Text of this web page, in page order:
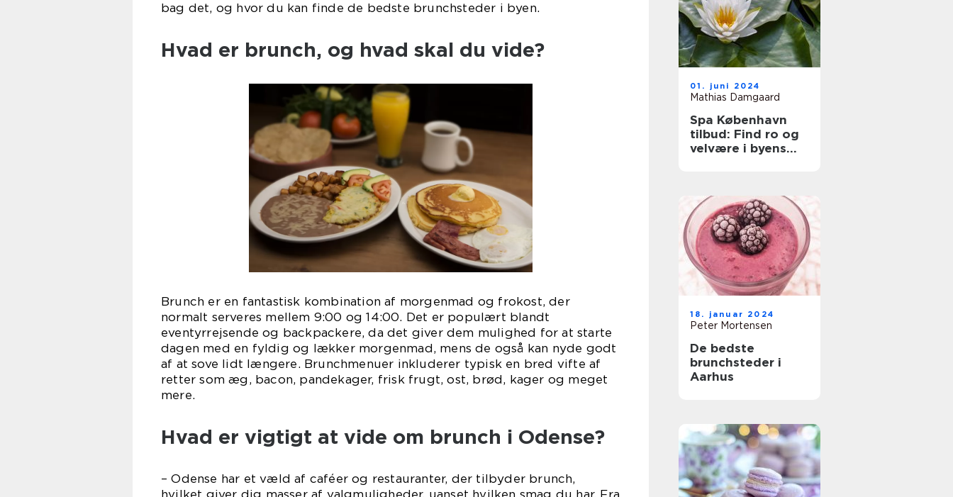
bag det, og hvor du kan finde de bedste brunchsteder i byen.
Hvad er brunch, og hvad skal du vide?
Brunch er en fantastisk kombination af morgenmad og frokost, der
normalt serveres mellem 9:00 og 14:00. Det er populært blandt
eventyrrejsende og backpackere, da det giver dem mulighed for at starte
dagen med en fyldig og lækker morgenmad, mens de også kan nyde godt
af at sove lidt længere. Brunchmenuer inkluderer typisk en bred vifte af
retter som æg, bacon, pandekager, frisk frugt, ost, brød, kager og meget
mere.
Hvad er vigtigt at vide om brunch i Odense?
– Odense har et væld af caféer og restauranter, der tilbyder brunch,
01. juni 2024
Mathias Damgaard
Spa København
tilbud: Find ro og
velvære i byens
18. januar 2024
Peter Mortensen
De bedste
brunchsteder i
Aarhus